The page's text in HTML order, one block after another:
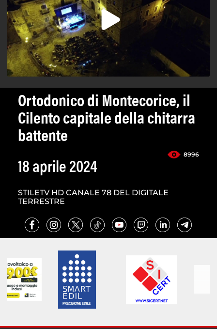
Ortodonico di Montecorice, il
Cilento capitale della chitarra
battente
8996
18 aprile 2024
STILETV HD CANALE 78 DEL DIGITALE
TERRESTRE